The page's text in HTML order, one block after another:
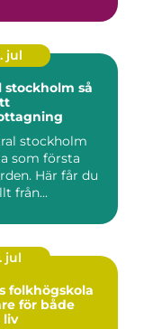
jul
så
stockholm
som första
Här får du
från...
jul
folkhögskola
för både
liv